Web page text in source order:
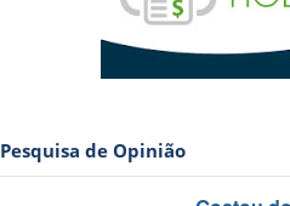
Pesquisa de Opinião